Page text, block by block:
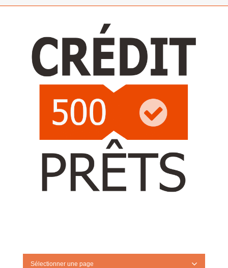
Sélectionner une page